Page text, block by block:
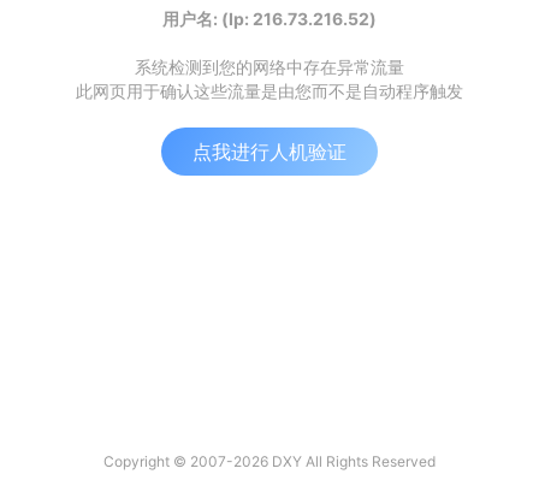
用户名: (Ip: 216.73.216.52)
系统检测到您的网络中存在异常流量
此网页用于确认这些流量是由您而不是自动程序触发
点我进行人机验证
Copyright © 2007-2026 DXY All Rights Reserved